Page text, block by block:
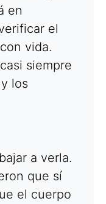
en
el
vida.
siempre
los
a verla.
que sí
el cuerpo